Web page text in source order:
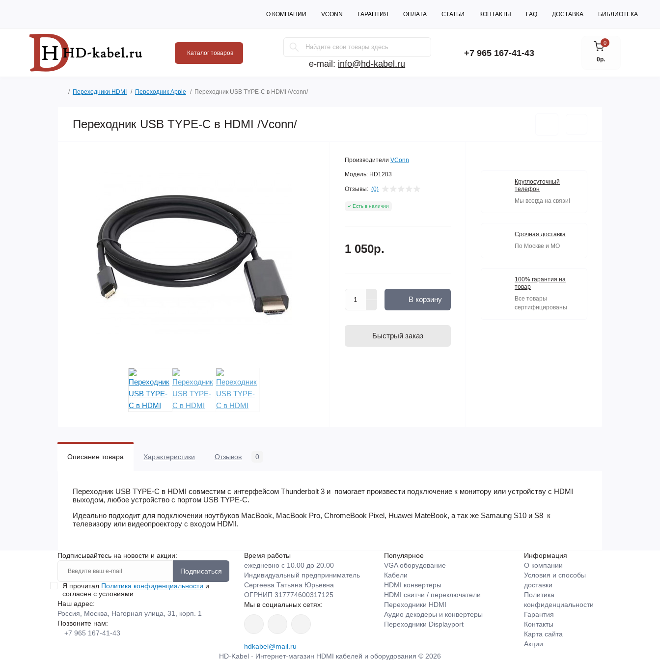
О КОМПАНИИ VCONN ГАРАНТИЯ ОПЛАТА СТАТЬИ КОНТАКТЫ FAQ ДОСТАВКА БИБЛИОТЕКА
Каталог товаров
e-mail: info@hd-kabel.ru
+7 965 167-41-43
0
0р.
Переходники HDMI Переходник Apple Переходник USB TYPE-C в HDMI /Vconn/
Переходник USB TYPE-C в HDMI /Vconn/
Производители VConn
Модель: HD1203
Отзывы: (0)
Есть в наличии
1 050р.
В корзину
Быстрый заказ
Круглосуточный
телефон
Мы всегда на связи!
Срочная доставка
По Москве и МО
100% гарантия на
товар
Все товары
сертифицированы
Описание товара Характеристики Отзывов 0
Переходник USB TYPE-C в HDMI совместим с интерфейсом Thunderbolt 3 и помогает произвести подключение к монитору или устройству с HDMI
выходом, любое устройство с портом USB TYPE-C.
Идеально подходит для подключении ноутбуков MacBook, MacBook Pro, ChromeBook Pixel, Huawei MateBook, а так же Samaung S10 и S8 к
телевизору или видеопроектору с входом HDMI.
Подписывайтесь на новости и акции:
Подписаться
Я прочитал Политика конфиденциальности и
согласен с условиями
Наш адрес:
Россия, Москва, Нагорная улица, 31, корп. 1
Позвоните нам:
+7 965 167-41-43
Время работы
ежедневно с 10.00 до 20.00
Индивидуальный предприниматель
Сергеева Татьяна Юрьевна
ОГРНИП 317774600317125
Мы в социальных сетях:
hdkabel@mail.ru
Популярное
VGA оборудование
Кабели
HDMI конвертеры
HDMI свитчи / переключатели
Переходники HDMI
Аудио декодеры и конвертеры
Переходники Displayport
Информация
О компании
Условия и способы
доставки
Политика
конфиденциальности
Гарантия
Контакты
Карта сайта
Акции
HD-Kabel - Интернет-магазин HDMI кабелей и оборудования © 2026